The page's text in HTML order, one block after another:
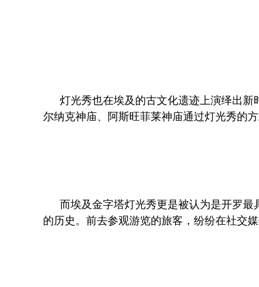
灯光秀也在埃及的古文化遗迹上演绎出
尔纳克神庙、阿斯旺菲莱神庙通过灯光秀的
而埃及金字塔灯光秀更是被认为是开罗
的历史。前去参观游览的旅客，纷纷在社交